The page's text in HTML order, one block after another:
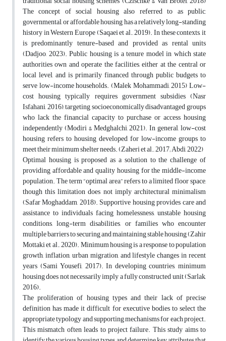
The concept of social housing also referred to as public,
governmental, or affordable housing has a relatively long-standing
history in Western Europe (Saqaei et al., 2019). In these contexts, it
is predominantly tenure-based and provided as rental units
(Dadjoo, 2023). Public housing is a tenure model in which state
authorities own and operate the facilities, either at the central or
local level, and is primarily financed through public budgets to
serve low-income households. (Malek Mohammadi, 2015) Low-
cost housing typically requires government subsidies (Nasr
Isfahani, 2016), targeting socioeconomically disadvantaged groups
who lack the financial capacity to purchase or access housing
independently (Modiri & Medghalchi, 2021). In general, low-cost
housing refers to housing developed for low-income groups to
meet their minimum shelter needs. (Zaheri et al., 2017; Abdi, 2022)
Optimal housing is proposed as a solution to the challenge of
providing affordable and quality housing for the middle-income
population. The term “optimal area” refers to a limited floor space,
though this limitation does not imply architectural minimalism
(Safar Moghaddam, 2018). Supportive housing provides care and
assistance to individuals facing homelessness, unstable housing
conditions, long-term disabilities, or families who encounter
multiple barriers to securing and maintaining stable housing (Zahir
Mottaki et al., 2020). Minimum housing is a response to population
growth, inflation, urban migration, and lifestyle changes in recent
years (Sami Yousefi, 2017). In developing countries, minimum
housing does not necessarily imply a fully constructed unit (Sarlak,
2016).
The proliferation of housing types and their lack of precise
definition has made it difficult for executive bodies to select the
appropriate typology and supporting mechanisms for each project.
This mismatch often leads to project failure. This study aims to